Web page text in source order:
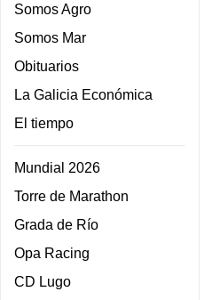
Somos Agro
Somos Mar
Obituarios
La Galicia Económica
El tiempo
Mundial 2026
Torre de Marathon
Grada de Río
Opa Racing
CD Lugo